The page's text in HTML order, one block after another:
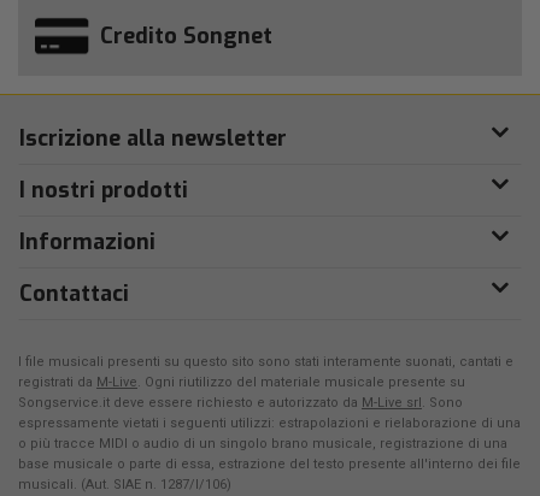
Credito Songnet
Iscrizione alla newsletter
I nostri prodotti
Informazioni
Contattaci
I file musicali presenti su questo sito sono stati interamente suonati, cantati e
registrati da M-Live. Ogni riutilizzo del materiale musicale presente su
Songservice.it deve essere richiesto e autorizzato da M-Live srl. Sono
espressamente vietati i seguenti utilizzi: estrapolazioni e rielaborazione di una
o più tracce MIDI o audio di un singolo brano musicale, registrazione di una
base musicale o parte di essa, estrazione del testo presente all'interno dei file
musicali. (Aut. SIAE n. 1287/I/106)